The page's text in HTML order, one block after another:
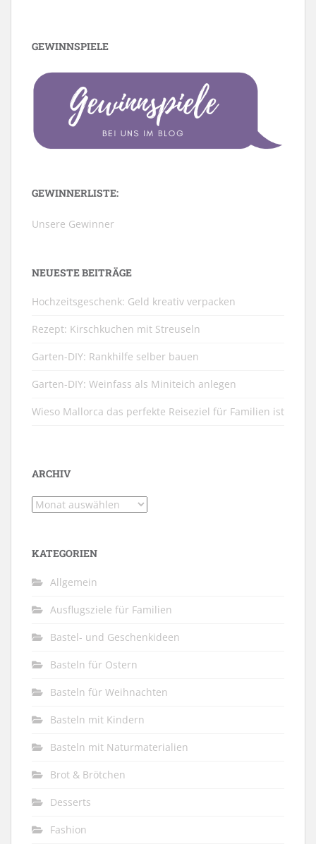
GEWINNSPIELE
GEWINNERLISTE:
Unsere Gewinner
NEUESTE BEITRÄGE
Hochzeitsgeschenk: Geld kreativ verpacken
Rezept: Kirschkuchen mit Streuseln
Garten-DIY: Rankhilfe selber bauen
Garten-DIY: Weinfass als Miniteich anlegen
Wieso Mallorca das perfekte Reiseziel für Familien ist
ARCHIV
Archiv
KATEGORIEN
Allgemein
Ausflugsziele für Familien
Bastel- und Geschenkideen
Basteln für Ostern
Basteln für Weihnachten
Basteln mit Kindern
Basteln mit Naturmaterialien
Brot & Brötchen
Desserts
Fashion